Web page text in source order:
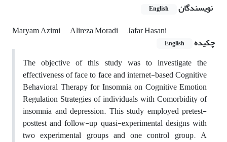
نویسندگان English
Maryam Azimi Alireza Moradi
Jafar Hasani
چکیده
English
The objective of this study was to investigate the
effectiveness of face to face and internet-based Cognitive
Behavioral Therapy for Insomnia on Cognitive Emotion
Regulation Strategies of individuals with Comorbidity of
insomnia and depression. This study employed pretest-
posttest and follow-up quasi-experimental designs with
two experimental groups and one control group. A